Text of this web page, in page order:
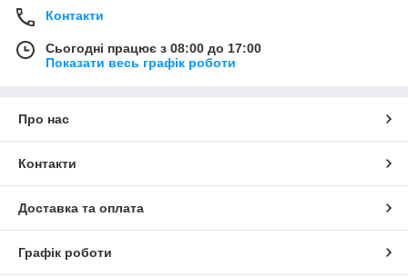
Контакти
Сьогодні працює з 08:00 до 17:00
Показати весь графік роботи
Про нас
Контакти
Доставка та оплата
Графік роботи